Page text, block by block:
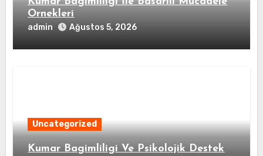
Ornekleri
admin Ağustos 5, 2026
Uncategorized
Kumar Bagimliligi Ve Psikolojik Destek